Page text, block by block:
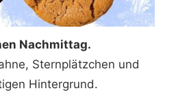
Nachmittag.
Sternplätzchen und
Hintergrund.